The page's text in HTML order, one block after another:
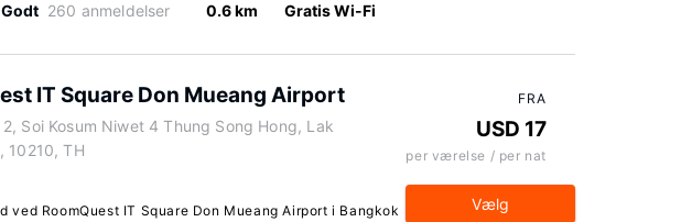
Godt 260 anmeldelser 0.6 km Gratis Wi-Fi
IT Square Don Mueang Airport
Soi Kosum Niwet 4 Thung Song Hong, Lak
10210, TH
ved RoomQuest IT Square Don Mueang Airport i Bangkok
FRA
USD 17
per værelse / per nat
Vælg